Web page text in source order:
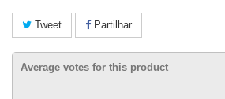
Tweet Partilhar
Average votes for this product